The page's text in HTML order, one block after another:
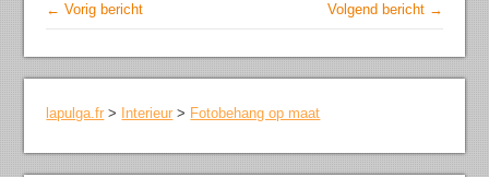
← Vorig bericht Volgend bericht →
lapulga.fr > Interieur > Fotobehang op maat